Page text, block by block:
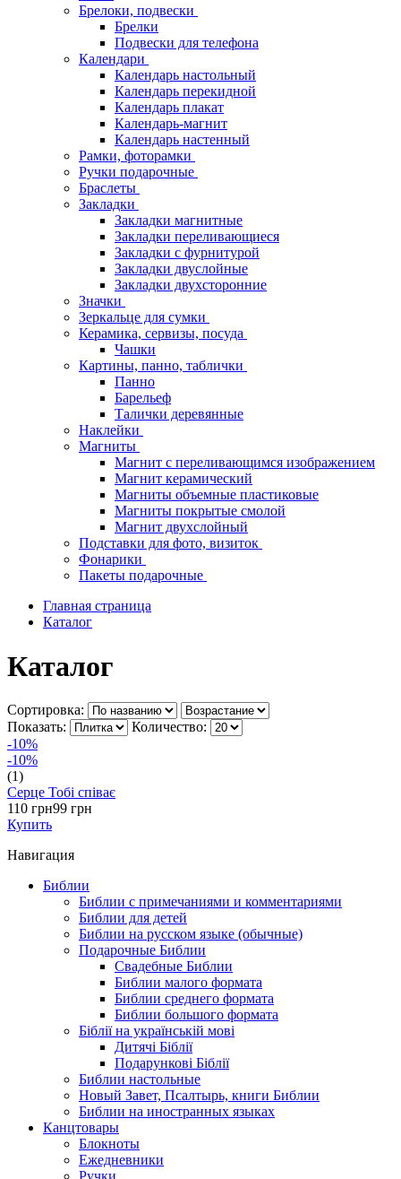
Брелоки, подвески
Брелки
Подвески для телефона
Календари
Календарь настольный
Календарь перекидной
Календарь плакат
Календарь-магнит
Календарь настенный
Рамки, фоторамки
Ручки подарочные
Браслеты
Закладки
Закладки магнитные
Закладки переливающиеся
Закладки с фурнитурой
Закладки двуслойные
Закладки двухсторонние
Значки
Зеркальце для сумки
Керамика, сервизы, посуда
Чашки
Картины, панно, таблички
Панно
Барельеф
Талички деревянные
Наклейки
Магниты
Магнит с переливающимся изображением
Магнит керамический
Магниты объемные пластиковые
Магниты покрытые смолой
Магнит двухслойный
Подставки для фото, визиток
Фонарики
Пакеты подарочные
Главная страница
Каталог
Каталог
Сортировка:
Показать:
Количество:
-10%
-10%
(1)
Серце Тобі співає
110 грн99 грн
Купить
Навигация
Библии
Библии с примечаниями и комментариями
Библии для детей
Библии на русском языке (обычные)
Подарочные Библии
Свадебные Библии
Библии малого формата
Библии среднего формата
Библии большого формата
Біблії на українській мові
Дитячі Біблії
Подарункові Біблії
Библии настольные
Новый Завет, Псалтырь, книги Библии
Библии на иностранных языках
Канцтовары
Блокноты
Ежедневники